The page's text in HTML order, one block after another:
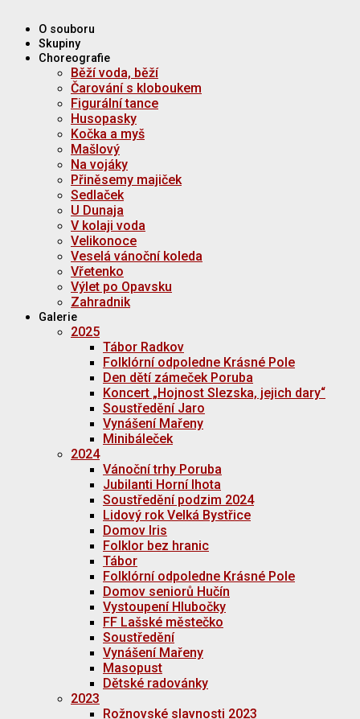
O souboru
Skupiny
Choreografie
Běží voda, běží
Čarování s kloboukem
Figurální tance
Husopasky
Kočka a myš
Mašlový
Na vojáky
Přiněsemy majiček
Sedlaček
U Dunaja
V kolaji voda
Velikonoce
Veselá vánoční koleda
Vřetenko
Výlet po Opavsku
Zahradnik
Galerie
2025
Tábor Radkov
Folklórní odpoledne Krásné Pole
Den dětí zámeček Poruba
Koncert „Hojnost Slezska, jejich dary“
Soustředění Jaro
Vynášení Mařeny
Minibáleček
2024
Vánoční trhy Poruba
Jubilanti Horní lhota
Soustředění podzim 2024
Lidový rok Velká Bystřice
Domov Iris
Folklor bez hranic
Tábor
Folklórní odpoledne Krásné Pole
Domov seniorů Hučín
Vystoupení Hlubočky
FF Lašské městečko
Soustředění
Vynášení Mařeny
Masopust
Dětské radovánky
2023
Rožnovské slavnosti 2023